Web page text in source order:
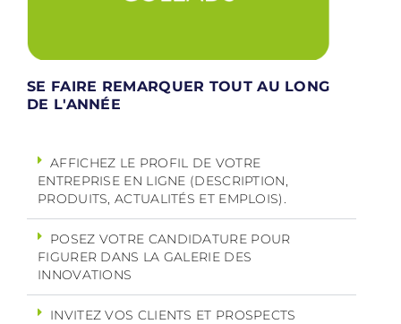
SE FAIRE REMARQUER TOUT AU LONG
DE L'ANNÉE
AFFICHEZ LE PROFIL DE VOTRE
ENTREPRISE EN LIGNE (DESCRIPTION,
PRODUITS, ACTUALITÉS ET EMPLOIS).
POSEZ VOTRE CANDIDATURE POUR
FIGURER DANS LA GALERIE DES
INNOVATIONS
INVITEZ VOS CLIENTS ET PROSPECTS